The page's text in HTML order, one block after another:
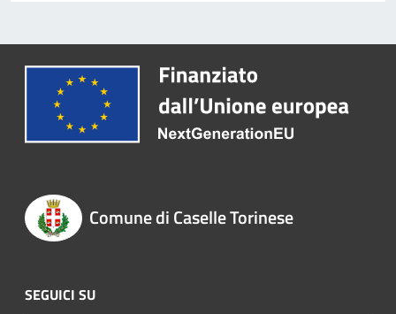
Comune di Caselle Torinese
SEGUICI SU